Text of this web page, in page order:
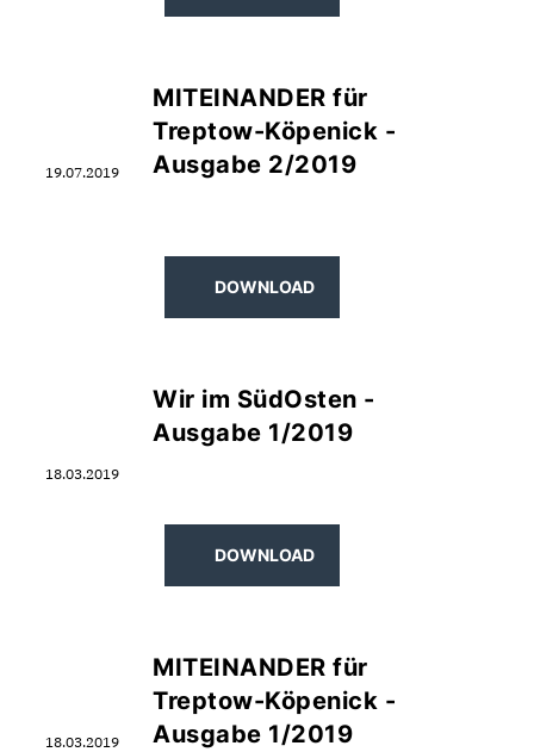
19.07.2019
MITEINANDER für
Treptow-Köpenick -
Ausgabe 2/2019
DOWNLOAD
18.03.2019
Wir im SüdOsten -
Ausgabe 1/2019
DOWNLOAD
18.03.2019
MITEINANDER für
Treptow-Köpenick -
Ausgabe 1/2019